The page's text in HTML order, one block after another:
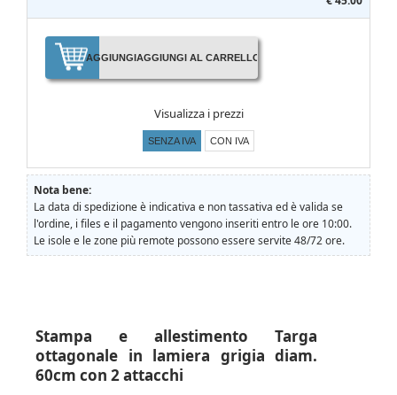
AGGIUNGIAGGIUNGI AL CARRELLO
Visualizza i prezzi
SENZA IVA CON IVA
Nota bene:
La data di spedizione è indicativa e non tassativa ed è valida se
l'ordine, i files e il pagamento vengono inseriti entro le ore 10:00.
Le isole e le zone più remote possono essere servite 48/72 ore.
Stampa e allestimento Targa
ottagonale in lamiera grigia diam.
60cm con 2 attacchi